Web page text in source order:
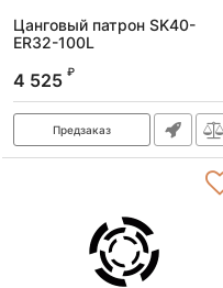
Цанговый патрон SK40-
ER32-100L
SK40-ER32-100L
4 525 ₽
Предзаказ